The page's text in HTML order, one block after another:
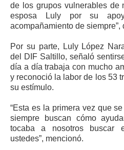
de los grupos vulnerables de
esposa Luly por su
acompañamiento de siempre”,
Por su parte, Luly López
del DIF Saltillo, señaló
día a día trabaja con mucho
y reconoció la labor de los 53
su estímulo.
“Esta es la primera vez que
siempre buscan cómo
tocaba a nosotros buscar
ustedes”, mencionó.